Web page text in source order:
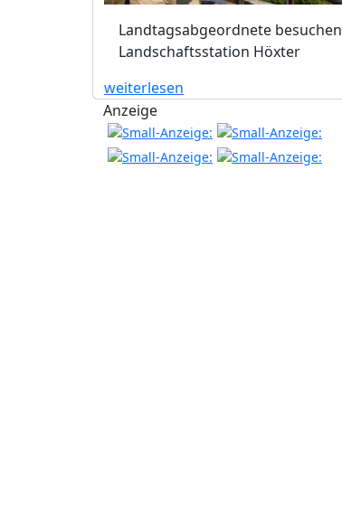
Landtagsabgeordnete besuchen
Landschaftsstation Höxter
weiterlesen
Anzeige